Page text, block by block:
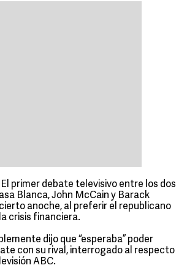
El primer debate televisivo entre los dos
Blanca, John McCain y Barack
anoche, al preferir el republicano
crisis financiera.
dijo que “esperaba” poder
con su rival, interrogado al respecto
ABC.